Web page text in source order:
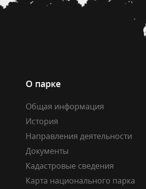
О парке
Общая информация
История
Направления деятельности
Документы
Кадастровые сведения
Карта национального парка